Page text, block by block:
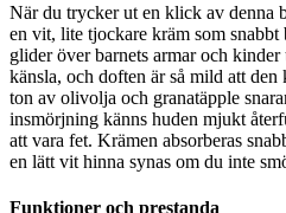
När du trycker ut en klick av denna
en vit, lite tjockare kräm som
glider över barnets armar och
känsla, och doften är så mild att
ton av olivolja och granatäpple
insmörjning känns huden mjukt
att vara fet. Krämen absorberas
en lätt vit hinna synas om du inte
Funktioner och prestanda